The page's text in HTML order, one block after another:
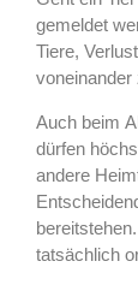
gemeldet
Tiere,
voneinander
Auch beim
dürfen
andere
tatsächlich